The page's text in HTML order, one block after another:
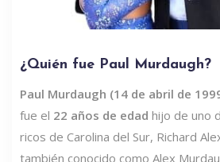
¿Quién fue Paul Murdaugh?
Paul Murdaugh (14 de abril de
fue el 22 años de edad hijo de uno
ricos de Carolina del Sur, Richard
también conocido como Alex